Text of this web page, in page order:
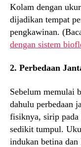
Kolam dengan
dijadikan tempat
pengkawinan.
dengan sistem
2. Perbedaan
Sebelum memulai
dahulu perbedaan
fisiknya, sirip pada
sedikit tumpul.
indukan betina